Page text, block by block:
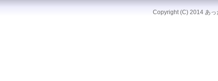
Copyright (C) 2014 あ